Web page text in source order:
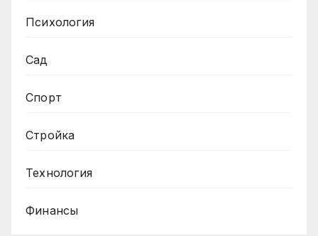
Психология
Сад
Спорт
Стройка
Технология
Финансы